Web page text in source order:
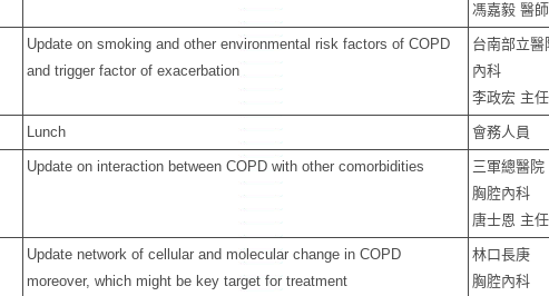
馮嘉毅 醫師
Update on smoking and other environmental risk factors of COPD
and trigger factor of exacerbation
台南部立醫
內科
李政宏 主任
Lunch 會務人員
Update on interaction between COPD with other comorbidities
三軍總醫院
胸腔內科
唐士恩 主任
Update network of cellular and molecular change in COPD
moreover, which might be key target for treatment
林口長庚
胸腔內科